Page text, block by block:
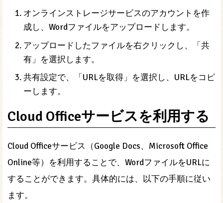
オンラインストレージサービスのアカウントを作
成し、Wordファイルをアップロードします。
アップロードしたファイルを右クリックし、「共
有」を選択します。
共有設定で、「URLを取得」を選択し、URLをコピ
ーします。
Cloud Officeサービスを利用する
Cloud Officeサービス（Google Docs、Microsoft Office
Online等）を利用することで、WordファイルをURLに
することができます。具体的には、以下の手順に従い
ます。